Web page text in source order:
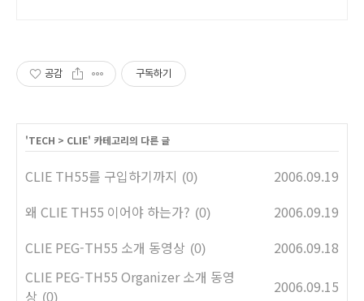
공감 구독하기
'TECH > CLIE' 카테고리의 다른 글
CLIE TH55를 구입하기까지 (0)
2006.09.19
왜 CLIE TH55 이어야 하는가? (0)
2006.09.19
CLIE PEG-TH55 소개 동영상 (0)
2006.09.18
CLIE PEG-TH55 Organizer 소개 동영
상 (0)
2006.09.15